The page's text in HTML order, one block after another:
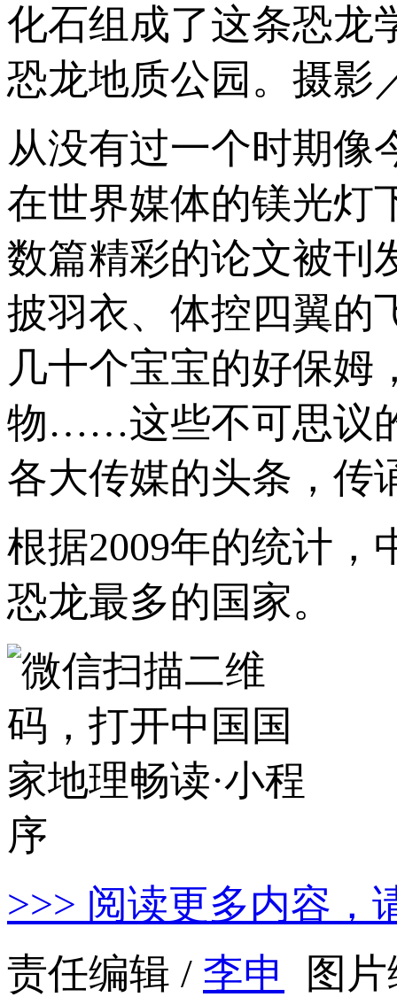
化石组成了这条恐龙
恐龙地质公园。摄影
从没有过一个时期像
在世界媒体的镁光灯
数篇精彩的论文被刊
披羽衣、体控四翼的
几十个宝宝的好保姆
物……这些不可思议
各大传媒的头条，传
根据2009年的统计
恐龙最多的国家。
>>> 阅读更多内容，
责任编辑 / 李申
图